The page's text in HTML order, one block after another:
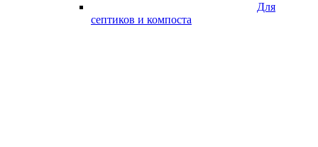
Для
септиков и компоста